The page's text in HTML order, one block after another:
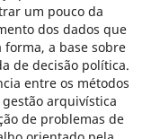
um pouco da
dos dados que
a base sobre
de decisão política.
entre os métodos
arquivística
de problemas de